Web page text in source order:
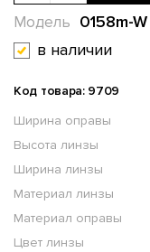
0158m-W
Модель
в наличии
Код товара: 9709
Ширина оправы
Высота линзы
Ширина линзы
Материал линзы
Материал оправы
Цвет линзы